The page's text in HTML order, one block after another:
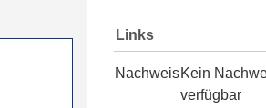
Links
NachweisKein
verfügbar